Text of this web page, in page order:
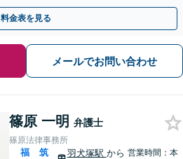
料金表を見る
メールでお問い合わせ
篠原 一明 弁護士
篠原法律事務所
福
筑
羽犬塚駅 から 営業時間：本